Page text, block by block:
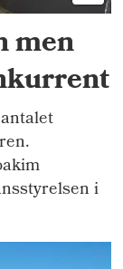
men
i